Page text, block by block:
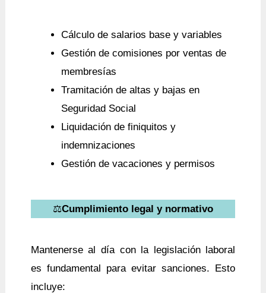
Cálculo de salarios base y variables
Gestión de comisiones por ventas de
membresías
Tramitación de altas y bajas en
Seguridad Social
Liquidación de finiquitos y
indemnizaciones
Gestión de vacaciones y permisos
⚖️Cumplimiento legal y normativo
Mantenerse al día con la legislación laboral
es fundamental para evitar sanciones. Esto
incluye: